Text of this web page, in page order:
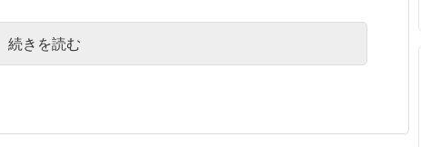
続きを読む